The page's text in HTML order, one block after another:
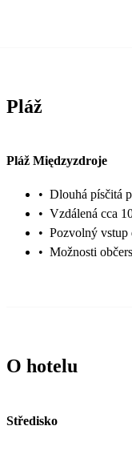
Pláž
Pláž Międzyzdroje
• Dlouhá písčitá
• Vzdálená cca
• Pozvolný vstup
• Možnosti
O hotelu
Středisko